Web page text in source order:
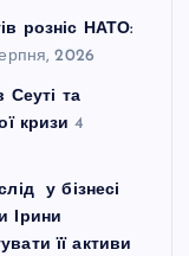
розніс НАТО:
2026
Сеуті та
кризи 4
у бізнесі
Ірини
її активи